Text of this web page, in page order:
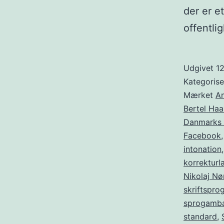
der er
Udgivet
Mærket
Bertel
Danmarks
Facebook,
intonation,
Nikolaj
skriftsprog
standard,